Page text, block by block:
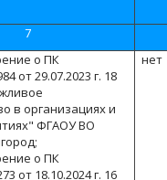
7
о ПК
от 29.07.2023 г. 18
в организациях и
ФГАОУ ВО
о ПК
от 18.10.2024 г. 16
нет